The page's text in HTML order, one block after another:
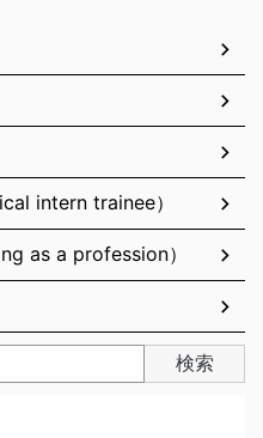
intern trainee）
as a profession）
検索